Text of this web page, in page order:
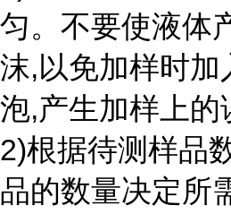
匀。不要使液体
沫,以免加样时加
泡,产生加样上的
2)根据待测样品
品的数量决定所